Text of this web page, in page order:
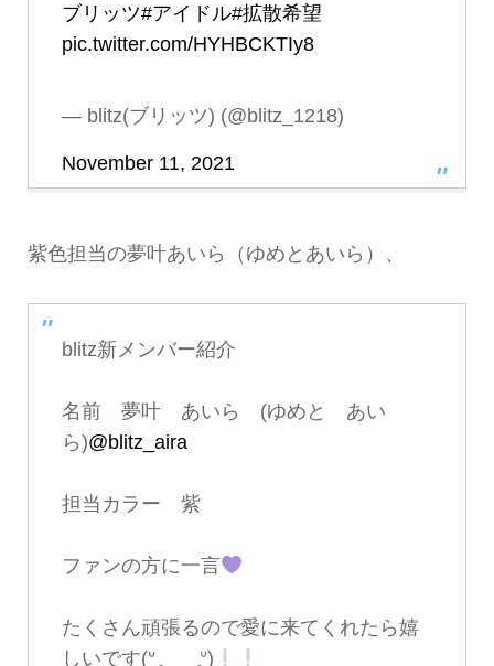
ブリッツ#アイドル#拡散希望
pic.twitter.com/HYHBCKTIy8
— blitz(ブリッツ) (@blitz_1218)
November 11, 2021
紫色担当の夢叶あいら（ゆめとあいら）、
blitz新メンバー紹介
名前 夢叶 あいら (ゆめと あい
ら)@blitz_aira
担当カラー 紫
ファンの方に一言
たくさん頑張るので愛に来てくれたら嬉
しいです(ᐡ ̥_ ̫ _ ̥ᐡ)